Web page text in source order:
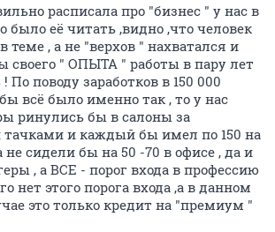
расписала про "бизнес " у нас в
было её читать ,видно ,что человек
теме , а не "верхов " нахватался и
своего " ОПЫТА " работы в пару лет
По поводу заработков в 150 000
всё было именно так , то у нас
ринулись бы в салоны за
и каждый бы имел по 150 на
сидели бы на 50 -70 в офисе , да и
, а ВСЕ - порог входа в профессию
нет этого порога входа ,а в данном
это только кредит на "премиум "